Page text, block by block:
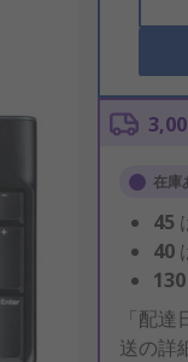
在庫
45
40
130
「配
送の詳